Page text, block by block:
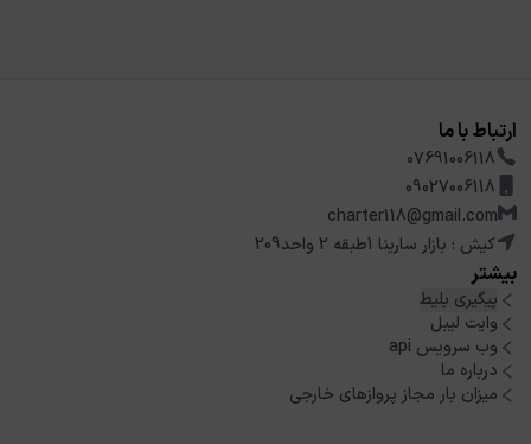
ارتباط با ما
07691006118
09027006118
charter118@gmail.com
کیش : بازار سارینا 1طبقه 2 واحد209
بیشتر
پیگیری بلیط
وایت لیبل
وب سرویس api
درباره ما
میزان بار مجاز پروازهای خارجی